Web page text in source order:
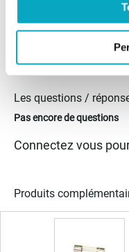
Les questions /
Pas encore de questions
Connectez vous
Produits